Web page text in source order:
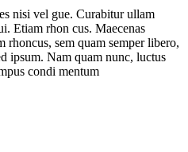
nisi vel gue. Curabitur ullam
Etiam rhon cus. Maecenas
rhoncus, sem quam semper libero,
ipsum. Nam quam nunc, luctus
condi mentum